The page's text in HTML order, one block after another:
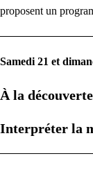
proposent un
Samedi 21 et
À la
Interpréter la